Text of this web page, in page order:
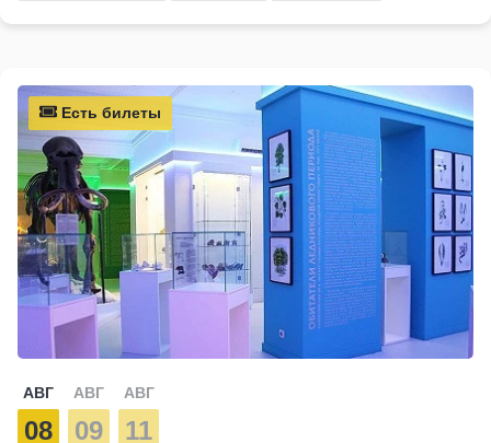
Есть билеты
АВГ
08
АВГ
09
АВГ
11